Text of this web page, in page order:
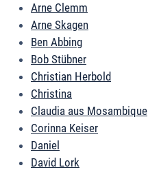
Arne Clemm
Arne Skagen
Ben Abbing
Bob Stübner
Christian Herbold
Christina
Claudia aus Mosambique
Corinna Keiser
Daniel
David Lork